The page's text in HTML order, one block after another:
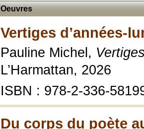
Oeuvres
Vertiges d’années-
Pauline Michel,
L’Harmattan, 2026
ISBN : 978-2-336-
Du corps du poète